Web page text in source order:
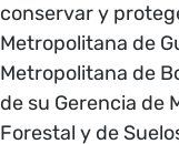
conservar y
Metropolitana de
Metropolitana de
de su Gerencia de
Forestal y de